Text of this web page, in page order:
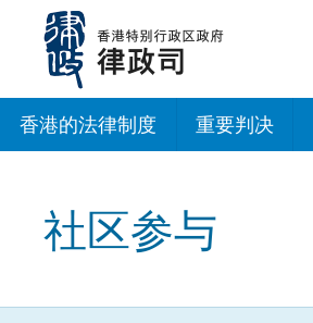
内
香港的法律制度 重要判决
社区参与